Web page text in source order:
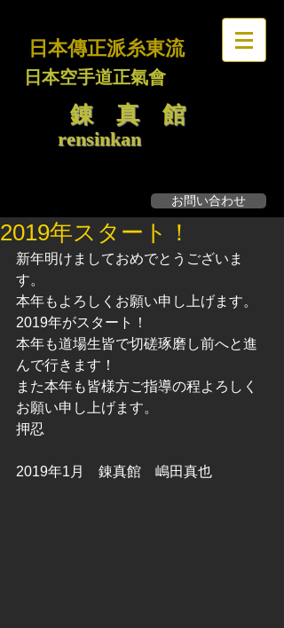
日本傳正派糸東流
日本空手道正氣會
錬 真 館
rensinkan
お問い合わせ
2019年スタート！
新年明けましておめでとうございま
す。
本年もよろしくお願い申し上げます。
2019年がスタート！
本年も道場生皆で切磋琢磨し前へと進
んで行きます！
また本年も皆様方ご指導の程よろしく
お願い申し上げます。
押忍
2019年1月　錬真館　嶋田真也